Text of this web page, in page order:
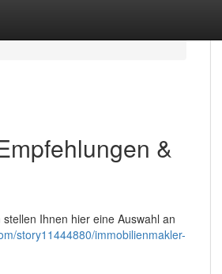
&
Ihnen hier eine Auswahl an
story11444880/immobilienmakler-